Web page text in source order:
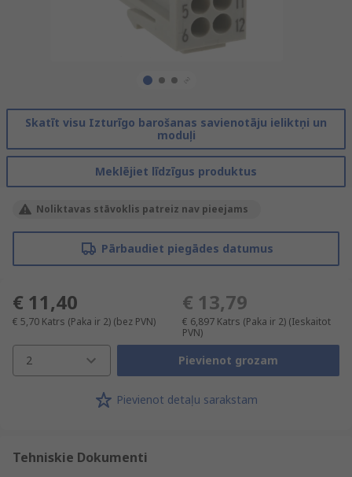
Skatīt visu Izturīgo barošanas savienotāju ieliktņi un
moduļi
Meklējiet līdzīgus produktus
Noliktavas stāvoklis patreiz nav pieejams
Pārbaudiet piegādes datumus
€ 11,40
€ 5,70 Katrs (Paka ir 2) (bez PVN)
€ 13,79
€ 6,897 Katrs (Paka ir 2) (Ieskaitot
PVN)
2 Pievienot grozam
Pievienot detaļu sarakstam
Tehniskie Dokumenti